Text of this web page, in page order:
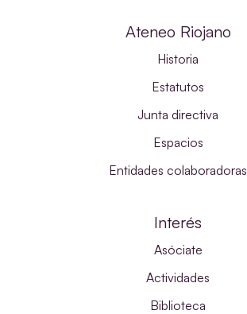
Ateneo Riojano
Historia
Estatutos
Junta directiva
Espacios
Entidades colaboradoras
Interés
Asóciate
Actividades
Biblioteca